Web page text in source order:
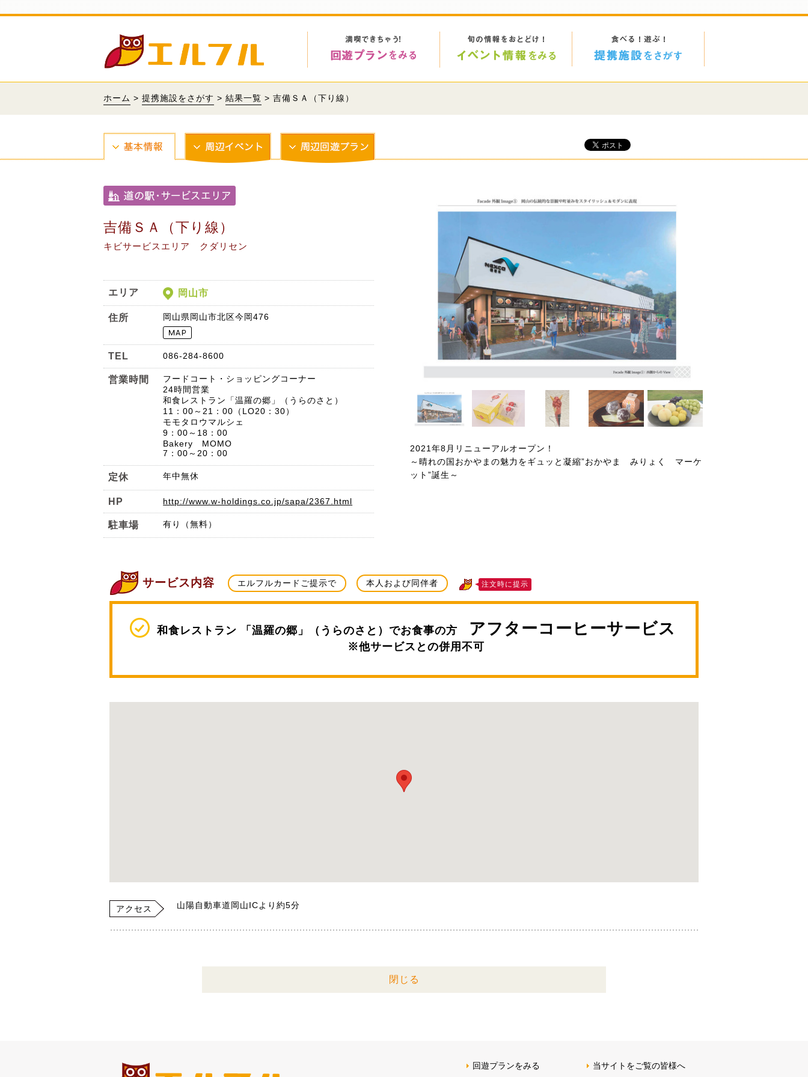
ホーム > 提携施設をさがす > 結果一覧 > 吉備ＳＡ（下り線）
吉備ＳＡ（下り線）
キビサービスエリア クダリセン
エリア 岡山市
住所 岡山県岡山市北区今岡476
TEL 086-284-8600
営業時間
フードコート・ショッピングコーナー
24時間営業
和食レストラン「温羅の郷」（うらのさと）
11：00～21：00（LO20：30）
モモタロウマルシェ
9：00～18：00
Bakery MOMO
7：00～20：00
定休 年中無休
HP http://www.w-holdings.co.jp/sapa/2367.html
駐車場 有り（無料）
2021年8月リニューアルオープン！
～晴れの国おかやまの魅力をギュッと凝縮”おかやま みりょく マーケ
ット”誕生～
サービス内容 エルフルカードご提示で 本人および同伴者 注文時に提示
和食レストラン 「温羅の郷」（うらのさと）でお食事の方 アフターコーヒーサービス
※他サービスとの併用不可
アクセス 山陽自動車道岡山ICより約5分
閉じる
回遊プランをみる 当サイトをご覧の皆様へ